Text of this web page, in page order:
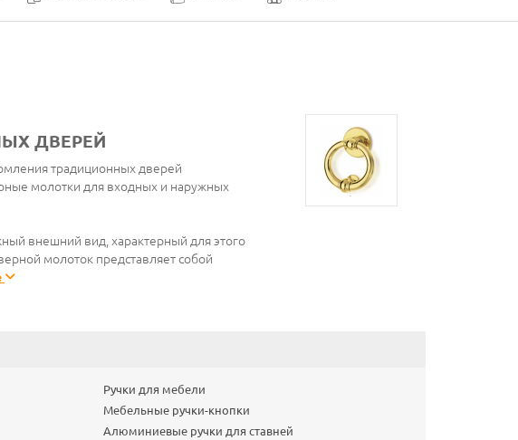
ДВЕРЕЙ
традиционных дверей
молотки для входных и наружных
внешний вид, характерный для этого
молоток представляет собой
Ручки для мебели
Мебельные ручки-кнопки
Алюминиевые ручки для ставней